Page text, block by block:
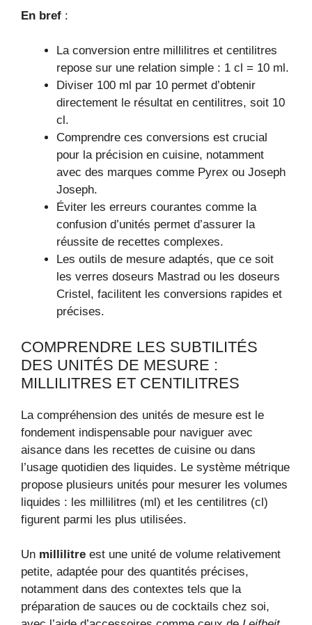
En bref :
La conversion entre millilitres et centilitres
repose sur une relation simple : 1 cl = 10 ml.
Diviser 100 ml par 10 permet d’obtenir
directement le résultat en centilitres, soit 10
cl.
Comprendre ces conversions est crucial
pour la précision en cuisine, notamment
avec des marques comme Pyrex ou Joseph
Joseph.
Éviter les erreurs courantes comme la
confusion d’unités permet d’assurer la
réussite de recettes complexes.
Les outils de mesure adaptés, que ce soit
les verres doseurs Mastrad ou les doseurs
Cristel, facilitent les conversions rapides et
précises.
COMPRENDRE LES SUBTILITÉS
DES UNITÉS DE MESURE :
MILLILITRES ET CENTILITRES
La compréhension des unités de mesure est le
fondement indispensable pour naviguer avec
aisance dans les recettes de cuisine ou dans
l’usage quotidien des liquides. Le système métrique
propose plusieurs unités pour mesurer les volumes
liquides : les millilitres (ml) et les centilitres (cl)
figurent parmi les plus utilisées.
Un millilitre est une unité de volume relativement
petite, adaptée pour des quantités précises,
notamment dans des contextes tels que la
préparation de sauces ou de cocktails chez soi,